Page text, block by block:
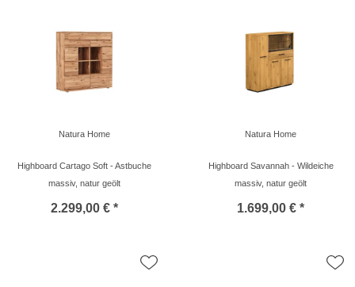
Natura Home
Highboard Cartago Soft - Astbuche
massiv, natur geölt
2.299,00 € *
Natura Home
Highboard Savannah - Wildeiche
massiv, natur geölt
1.699,00 € *